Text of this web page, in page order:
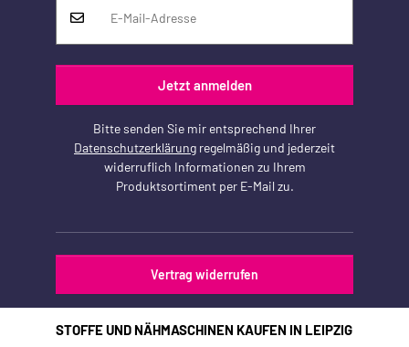
Jetzt anmelden
Bitte senden Sie mir entsprechend Ihrer
Datenschutzerklärung regelmäßig und jederzeit
widerruflich Informationen zu Ihrem
Produktsortiment per E-Mail zu.
Vertrag widerrufen
STOFFE UND NÄHMASCHINEN KAUFEN IN LEIPZIG